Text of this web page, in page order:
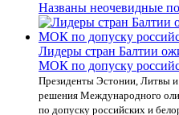
Названы неочевидные
Лидеры стран Балтии
МОК по допуску
Президенты Эстонии, Литвы
решения Международного
по допуску российских и